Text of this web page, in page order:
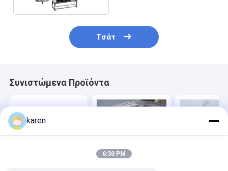
Τσάτ
Συνιστώμενα Προϊόντα
karen
6:30 PM